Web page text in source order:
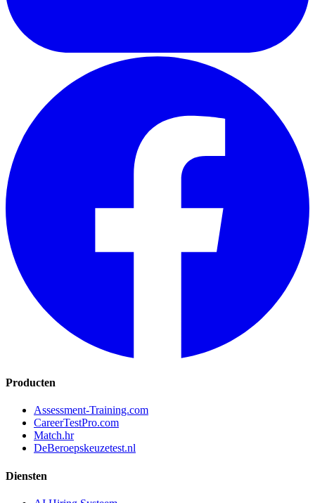
Producten
Assessment-Training.com
CareerTestPro.com
Match.hr
DeBeroepskeuzetest.nl
Diensten